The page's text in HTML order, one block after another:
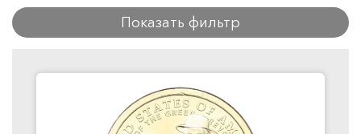
Показать фильтр